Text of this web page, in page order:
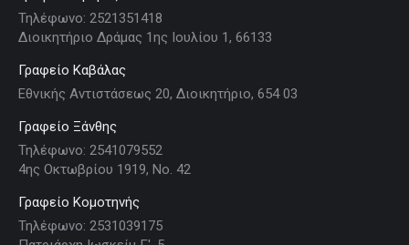
Τηλέφωνο: 2521351418
Διοικητήριο Δράμας 1ης Ιουλίου 1, 66133
Γραφείο Καβάλας
Εθνικής Αντιστάσεως 20, Διοικητήριο, 654 03
Γραφείο Ξάνθης
Τηλέφωνο: 2541079552
4ης Οκτωβρίου 1919, Νο. 42
Γραφείο Κομοτηνής
Τηλέφωνο: 2531039175